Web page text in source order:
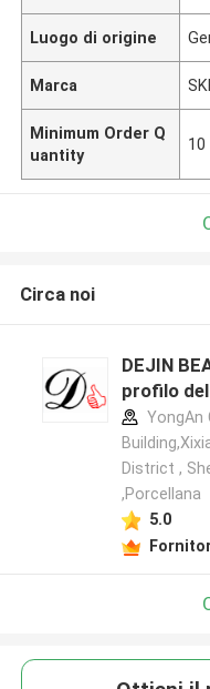
Luogo di origine
Marca
Minimum Order Q
uantity
10
Circa noi
DEJIN
profilo
YongAn
District ,
,Porcellana
5.0